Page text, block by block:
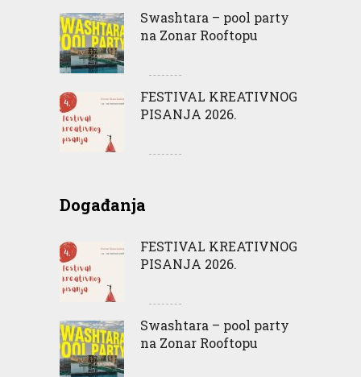
Swashtara – pool party
na Zonar Rooftopu
FESTIVAL KREATIVNOG
PISANJA 2026.
Događanja
FESTIVAL KREATIVNOG
PISANJA 2026.
Swashtara – pool party
na Zonar Rooftopu